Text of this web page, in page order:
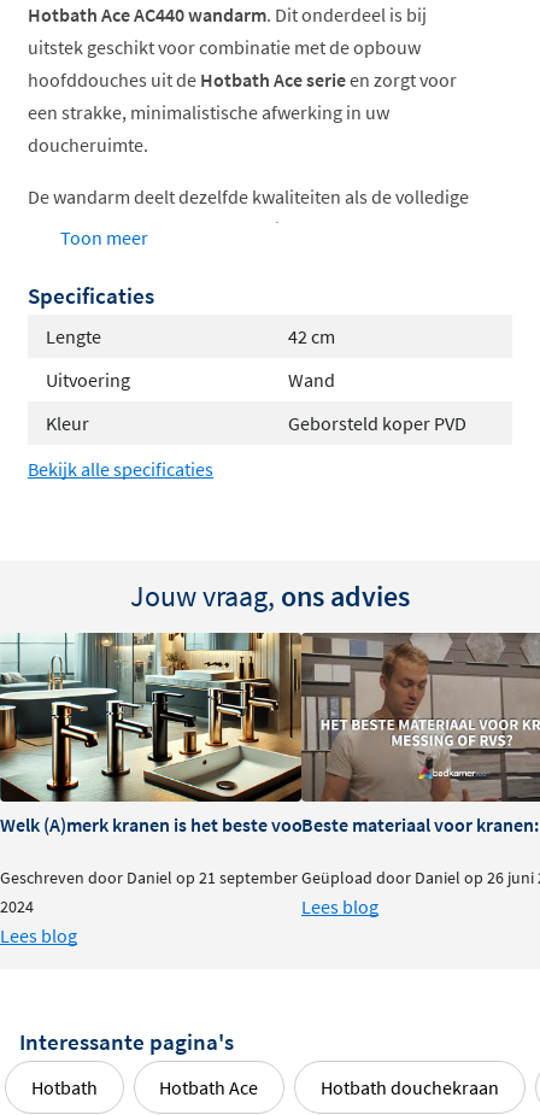
Hotbath Ace AC440 wandarm. Dit onderdeel is bij
uitstek geschikt voor combinatie met de opbouw
hoofddouches uit de Hotbath Ace serieen zorgt voor
een strakke, minimalistische afwerking in uw
doucheruimte.
De wandarm deelt dezelfde kwaliteiten als de volledige
Hotbath Ace serie
: hoogwaardig, slank van ontwerp en
Kies uit zes stijlvolle kleuren en integreer de wandarm
moeiteloos in uw badkamer. Het resultaat is een
elegante, moderne uitstraling die perfect bij uw smaak
Toon meer
Specificaties
Lengte
42 cm
Uitvoering
Wand
Kleur
Geborsteld koper PVD
Bekijk alle specificaties
Jouw vraag, ons advies
Welk (A)merk kranen is het beste voor je badkamer?
Geschreven door Daniel op 21 september
2024
Lees blog
Beste materiaal voor kranen:
Geüpload door Daniel op 26 juni
Lees blog
Interessante pagina's
Hotbath Hotbath Ace Hotbath douchekraan